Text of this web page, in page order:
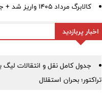
کالابرگ مرداد ۱۴۰۵ واریز شد + جدول کامل
اخبار پربازدید
جدول کامل نقل و انتقالات
تراکتور؛ بحران استقلال